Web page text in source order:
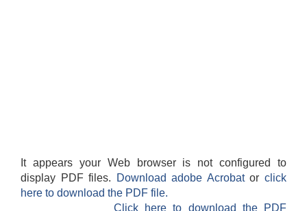
It appears your Web browser is not configured to
display PDF files.
Download adobe Acrobatorclick
here to download the PDF file.
Click here to download the PDF